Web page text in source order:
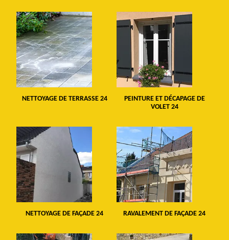
NETTOYAGE DE TERRASSE 24
PEINTURE ET DÉCAPAGE DE
VOLET 24
NETTOYAGE DE FAÇADE 24 RAVALEMENT DE FAÇADE 24